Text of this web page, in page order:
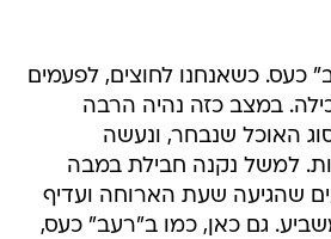
כעס. כשאנחנו לחוצים, לפעמים
במצב כזה נהיה הרבה
האוכל שנבחר, ונעשה
למשל נקנה חבילת במבה
שהגיעה שעת הארוחה ועדיף
גם כאן, כמו ב"רעב" כעס,